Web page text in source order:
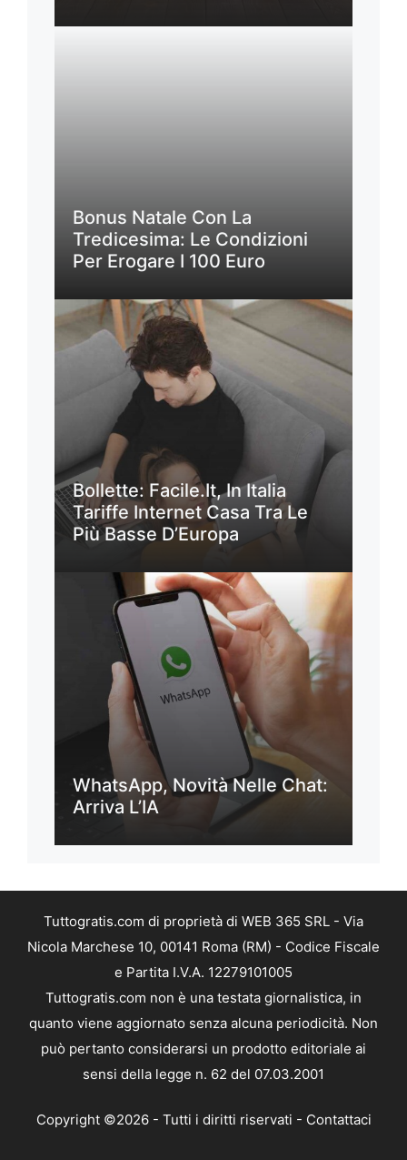
Bonus Natale Con La
Tredicesima: Le Condizioni
Per Erogare I 100 Euro
Bollette: Facile.it, In Italia
Tariffe Internet Casa Tra Le
Più Basse D’Europa
WhatsApp, Novità Nelle Chat:
Arriva L’IA
Tuttogratis.com di proprietà di WEB 365 SRL - Via
Nicola Marchese 10, 00141 Roma (RM) - Codice Fiscale
e Partita I.V.A. 12279101005
Tuttogratis.com non è una testata giornalistica, in
quanto viene aggiornato senza alcuna periodicità. Non
può pertanto considerarsi un prodotto editoriale ai
sensi della legge n. 62 del 07.03.2001
Copyright ©2026 - Tutti i diritti riservati - Contattaci